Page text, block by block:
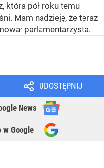
która pół roku temu
Mam nadzieję, że teraz
parlamentarzysta.
UDOSTĘPNIJ
News
w Google